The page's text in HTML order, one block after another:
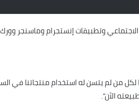
وتطبيقات إنستجرام وماسنجر
من لم يتسن له استخدام منتجاتنا في
الآن”.